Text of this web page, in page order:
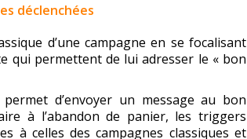
déclenchées
d’une campagne en se focalisant
qui permettent de lui adresser le « bon
permet d’envoyer un message au bon
à l’abandon de panier, les triggers
à celles des campagnes classiques et